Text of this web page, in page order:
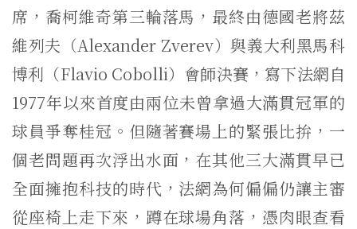
席，喬柯維奇第三輪落馬，最終由德國老將茲
維列夫（Alexander Zverev）與義大利黑馬科
博利（Flavio Cobolli）會師決賽，寫下法網自
1977年以來首度由兩位未曾拿過大滿貫冠軍的
球員爭奪桂冠。但隨著賽場上的緊張比拚，一
個老問題再次浮出水面，在其他三大滿貫早已
全面擁抱科技的時代，法網為何偏偏仍讓主審
從座椅上走下來，蹲在球場角落，憑肉眼查看